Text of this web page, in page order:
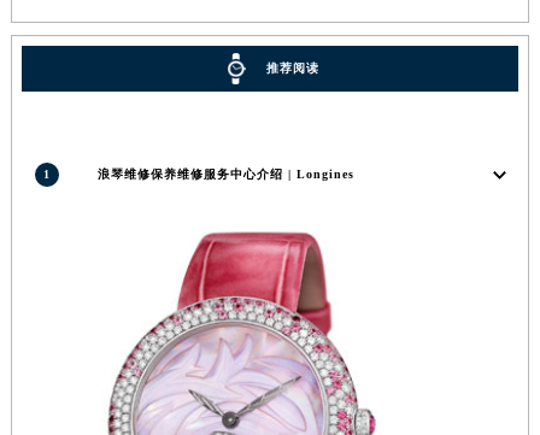
推荐阅读
1 浪琴维修保养维修服务中心介绍 | Longines